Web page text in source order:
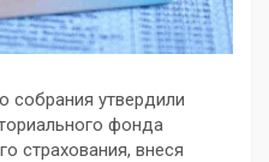
собрания утвердили
фонда
страхования, внеся